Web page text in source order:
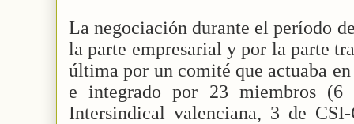
La negociación durante el período
la parte empresarial y por la parte
última por un comité que actuaba
e integrado por 23 miembros
Intersindical valenciana, 3 de